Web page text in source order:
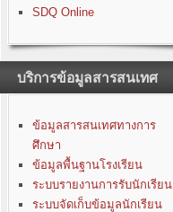
SDQ Online
บริการข้อมูลสารสนเทศ
ข้อมูลสารสนเทศทางการ
ศึกษา
ข้อมูลพื้นฐานโรงเรียน
ระบบรายงานการรับนักเรียน
ระบบจัดเก็บข้อมูลนักเรียน